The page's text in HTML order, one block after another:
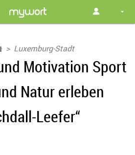
Luxemburg-Stadt
Motivation Sport
Natur erleben
Leefer“